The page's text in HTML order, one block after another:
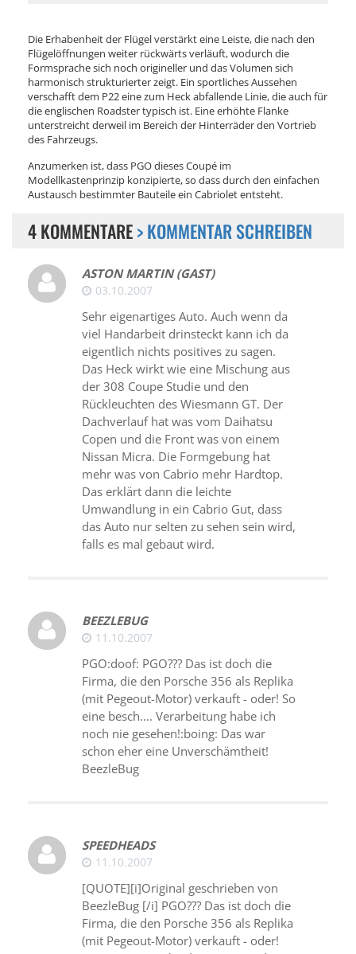
Die Erhabenheit der Flügel verstärkt eine Leiste, die nach den
Flügelöffnungen weiter rückwärts verläuft, wodurch die
Formsprache sich noch origineller und das Volumen sich
harmonisch strukturierter zeigt. Ein sportliches Aussehen
verschafft dem P22 eine zum Heck abfallende Linie, die auch für
die englischen Roadster typisch ist. Eine erhöhte Flanke
unterstreicht derweil im Bereich der Hinterräder den Vortrieb
des Fahrzeugs.
Anzumerken ist, dass PGO dieses Coupé im
Modellkastenprinzip konzipierte, so dass durch den einfachen
Austausch bestimmter Bauteile ein Cabriolet entsteht.
4 KOMMENTARE> KOMMENTAR SCHREIBEN
ASTON MARTIN (GAST)
03.10.2007
Sehr eigenartiges Auto. Auch wenn da
viel Handarbeit drinsteckt kann ich da
eigentlich nichts positives zu sagen.
Das Heck wirkt wie eine Mischung aus
der 308 Coupe Studie und den
Rückleuchten des Wiesmann GT. Der
Dachverlauf hat was vom Daihatsu
Copen und die Front was von einem
Nissan Micra. Die Formgebung hat
mehr was von Cabrio mehr Hardtop.
Das erklärt dann die leichte
Umwandlung in ein Cabrio Gut, dass
das Auto nur selten zu sehen sein wird,
falls es mal gebaut wird.
BEEZLEBUG
11.10.2007
PGO:doof: PGO??? Das ist doch die
Firma, die den Porsche 356 als Replika
(mit Pegeout-Motor) verkauft - oder! So
eine besch.... Verarbeitung habe ich
noch nie gesehen!:boing: Das war
schon eher eine Unverschämtheit!
BeezleBug
SPEEDHEADS
11.10.2007
[QUOTE][i]Original geschrieben von
BeezleBug [/i] PGO??? Das ist doch die
Firma, die den Porsche 356 als Replika
(mit Pegeout-Motor) verkauft - oder!